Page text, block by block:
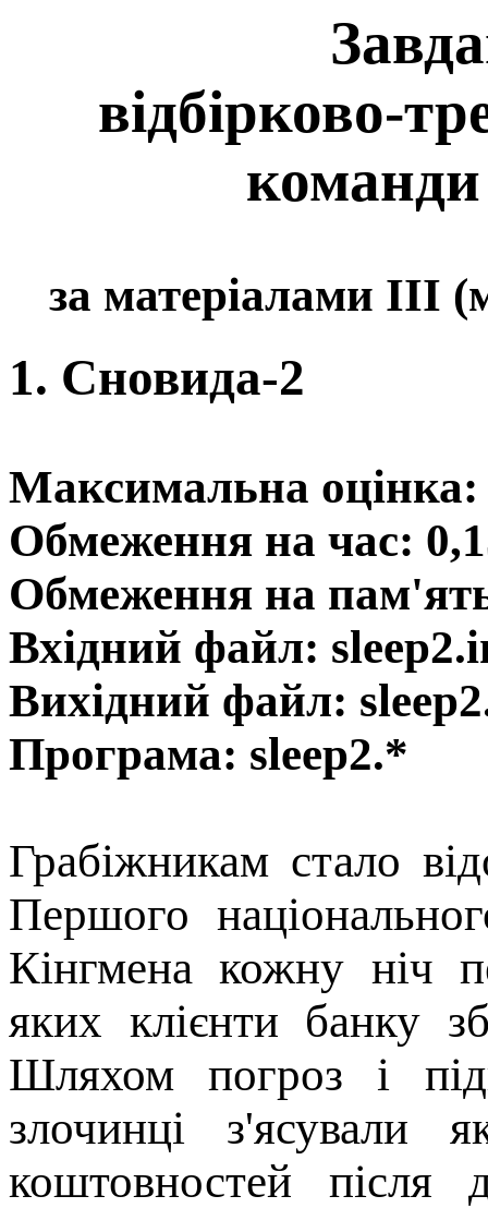
відбірково-
за матеріалами ІІІ
1. Сновида-2
Максимальна оцінка:
Обмеження на час:
Обмеження на
Вхідний файл:
Вихідний файл:
Програма: sleep2.*
Грабіжникам стало
Першого
Кiнгмена кожну ніч
яких клієнти банку
Шляхом погроз і
злочинці з'ясували
коштовностей